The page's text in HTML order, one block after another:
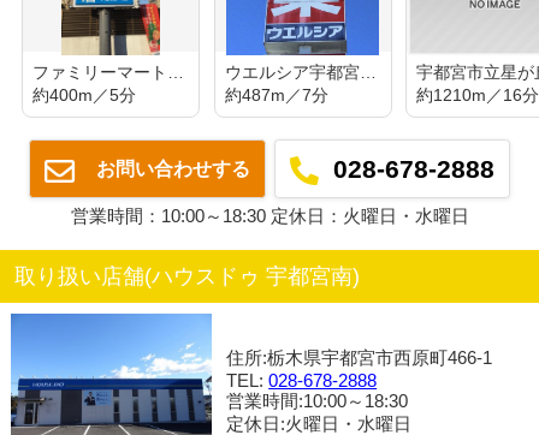
ファミリーマート宇都宮戸祭店
約400m／5分
ウエルシア宇都宮戸祭店
約487m／7分
約1210m／16分
お問い合わせする 028-678-2888
営業時間：10:00～18:30 定休日：火曜日・水曜日
取り扱い店舗(ハウスドゥ 宇都宮南)
住所:栃木県宇都宮市西原町466-1
TEL:028-678-2888
営業時間:10:00～18:30
定休日:火曜日・水曜日